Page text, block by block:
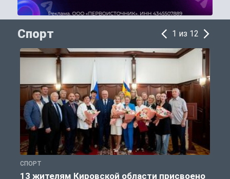
Спорт 1 из 12
СПОРТ
13 жителям Кировской области присвоено